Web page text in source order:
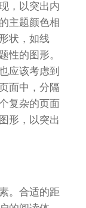
，以突出内
主题颜色相
状，如线
性的图形。
应该考虑到
面中，分隔
复杂的页面
形，以突出
。合适的距